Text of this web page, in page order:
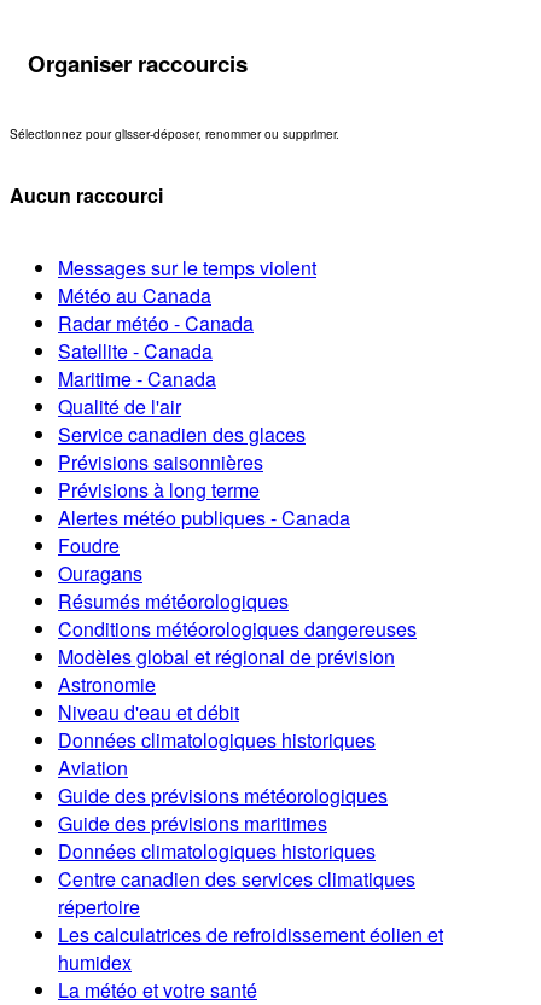
Organiser raccourcis
Sélectionnez pour glisser-déposer, renommer ou supprimer.
Aucun raccourci
Messages sur le temps violent
Météo au Canada
Radar météo - Canada
Satellite - Canada
Maritime - Canada
Qualité de l'air
Service canadien des glaces
Prévisions saisonnières
Prévisions à long terme
Alertes météo publiques - Canada
Foudre
Ouragans
Résumés météorologiques
Conditions météorologiques dangereuses
Modèles global et régional de prévision
Astronomie
Niveau d'eau et débit
Données climatologiques historiques
Aviation
Guide des prévisions météorologiques
Guide des prévisions maritimes
Données climatologiques historiques
Centre canadien des services climatiques
répertoire
Les calculatrices de refroidissement éolien et
humidex
La météo et votre santé